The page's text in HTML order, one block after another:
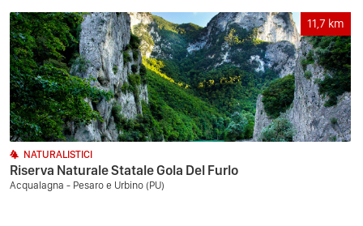
11,7 km
NATURALISTICI
Riserva Naturale Statale Gola Del Furlo
Acqualagna - Pesaro e Urbino (PU)